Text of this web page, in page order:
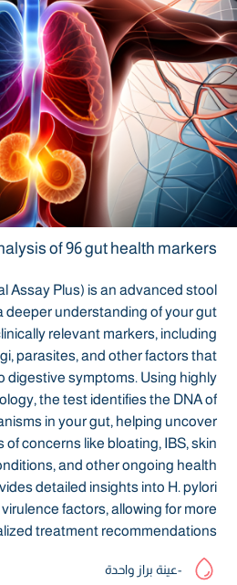
of 96 gut health markers
Assay Plus) is an advanced stool
deeper understanding of your gut
relevant markers, including
parasites, and other factors that
digestive symptoms. Using highly
the test identifies the DNA of
in your gut, helping uncover
concerns like bloating, IBS, skin
and other ongoing health
detailed insights into H. pylori
factors, allowing for more
treatment recommendations.
-عينة براز واحدة